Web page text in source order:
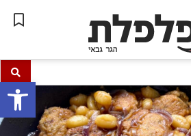
פתח